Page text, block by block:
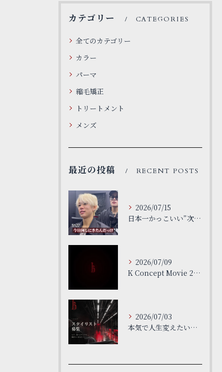
カテゴリー CATEGORIES
全てのカテゴリー
カラー
パーマ
縮毛矯正
トリートメント
メンズ
最近の投稿 RECENT POSTS
2026/07/15
日本一かっこいい”次世代”サロン
2026/07/09
K Concept Movie 26ss
2026/07/03
本気で人生変えたい人だけで大丈夫です。